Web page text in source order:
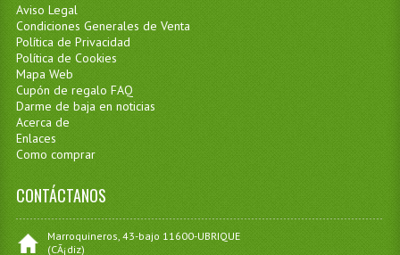
Aviso Legal
Condiciones Generales de Venta
Política de Privacidad
Política de Cookies
Mapa Web
Cupón de regalo FAQ
Darme de baja en noticias
Acerca de
Enlaces
Como comprar
CONTÁCTANOS
Marroquineros, 43-bajo 11600-UBRIQUE
(CÃ¡diz)